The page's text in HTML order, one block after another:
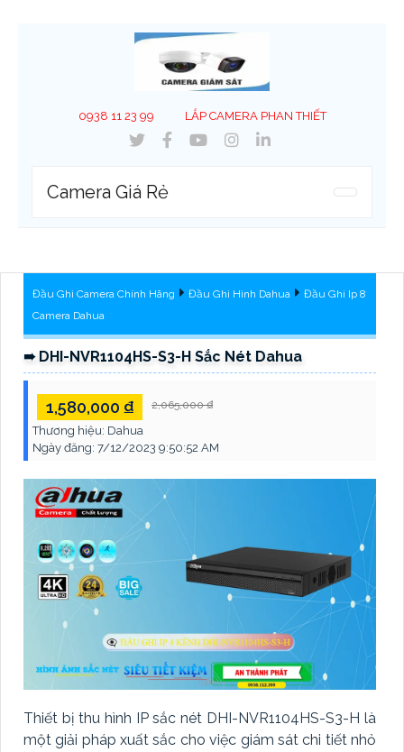
0938 11 23 99 LẮP CAMERA PHAN THIẾT
Camera Giá Rẻ
Đầu Ghi Camera Chính Hãng Đầu Ghi Hình Dahua
Đầu Ghi Ip 8
Camera Dahua
➠ DHI-NVR1104HS-S3-H Sắc Nét Dahua
1,580,000 ₫ 2,065,000 ₫
Thương hiệu: Dahua
Ngày đăng: 7/12/2023 9:50:52 AM
Thiết bị thu hình IP sắc nét DHI-NVR1104HS-S3-H là
một giải pháp xuất sắc cho việc giám sát chi tiết nhỏ